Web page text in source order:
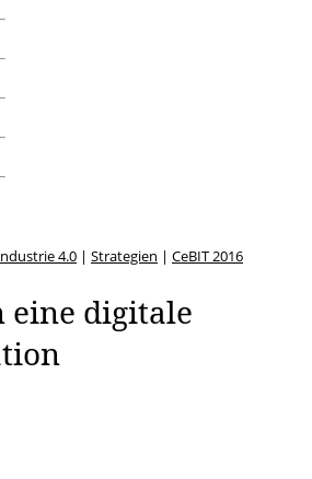
4.0 | Strategien | CeBIT 2016
eine digitale